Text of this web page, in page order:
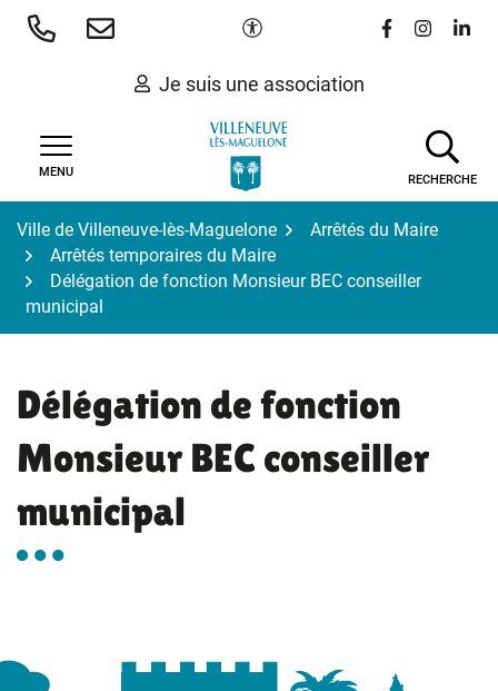
Aller
Paramètres d'accessibilité
Lien vers le
Lien vers
Lien
Je suis une association
MENU
RECHERCHE
Ville de Villeneuve-lès-Maguelone
Arrêtés du Maire
Arrêtés temporaires du Maire
Délégation de fonction Monsieur BEC conseiller
municipal
Délégation de fonction
Monsieur BEC conseiller
municipal